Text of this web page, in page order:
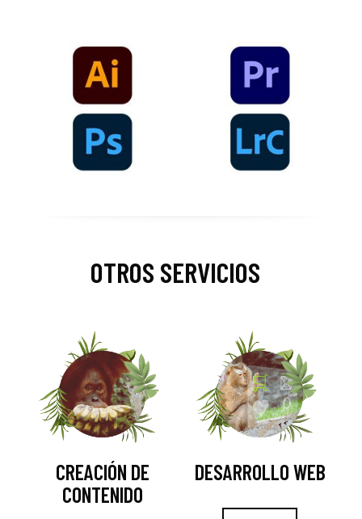
OTROS SERVICIOS
CREACIÓN DE
CONTENIDO
DESARROLLO WEB